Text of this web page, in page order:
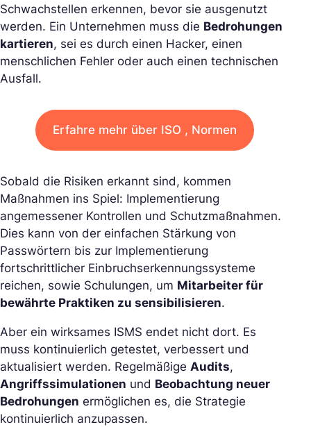
Schwachstellen erkennen, bevor sie ausgenutzt
werden. Ein Unternehmen muss die Bedrohungen
kartieren, sei es durch einen Hacker, einen
menschlichen Fehler oder auch einen technischen
Ausfall.
Erfahre mehr über ISO , Normen
Sobald die Risiken erkannt sind, kommen
Maßnahmen ins Spiel: Implementierung
angemessener Kontrollen und Schutzmaßnahmen.
Dies kann von der einfachen Stärkung von
Passwörtern bis zur Implementierung
fortschrittlicher Einbruchserkennungssysteme
reichen, sowie Schulungen, um Mitarbeiter für
bewährte Praktiken zu sensibilisieren.
Aber ein wirksames ISMS endet nicht dort. Es
muss kontinuierlich getestet, verbessert und
aktualisiert werden. Regelmäßige Audits,
Angriffssimulationen und Beobachtung neuer
Bedrohungen ermöglichen es, die Strategie
kontinuierlich anzupassen.